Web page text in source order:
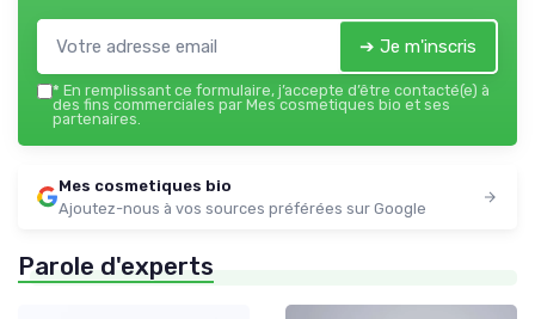
➔ Je m'inscris
* En remplissant ce formulaire, j’accepte d’être contacté(e) à
des fins commerciales par Mes cosmetiques bio et ses
partenaires.
Mes cosmetiques bio
Ajoutez-nous à vos sources préférées sur Google
Parole d'experts